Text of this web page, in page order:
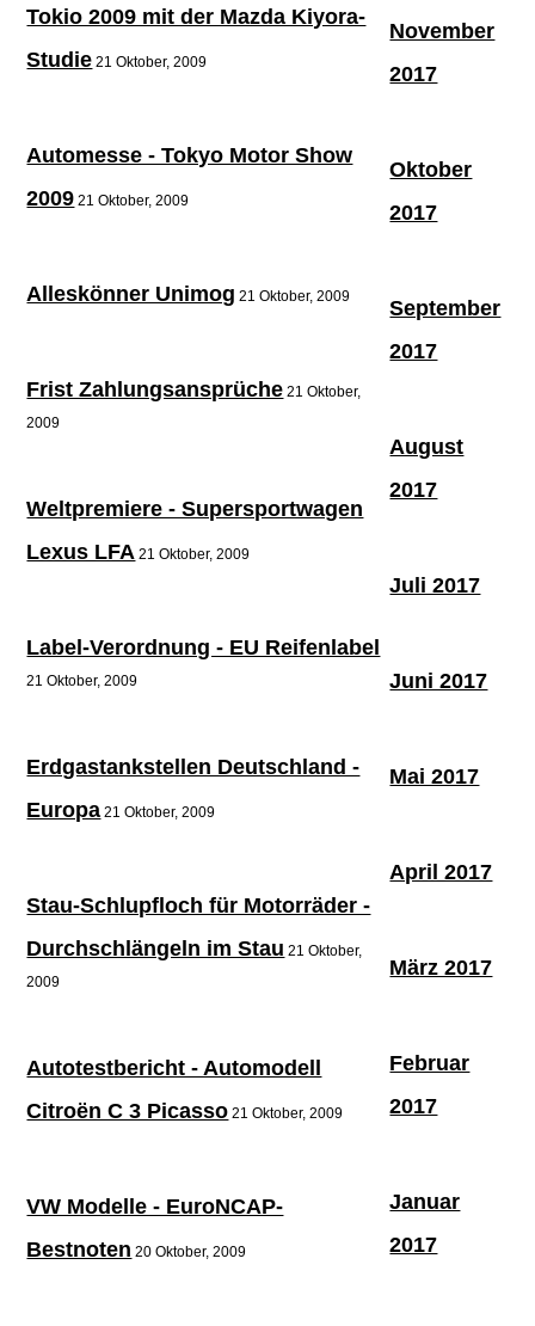
Tokio 2009 mit der Mazda Kiyora-
Studie 21 Oktober, 2009
Automesse - Tokyo Motor Show
2009 21 Oktober, 2009
Alleskönner Unimog 21 Oktober, 2009
Frist Zahlungsansprüche 21 Oktober,
2009
Weltpremiere - Supersportwagen
Lexus LFA 21 Oktober, 2009
Label-Verordnung - EU Reifenlabel
21 Oktober, 2009
Erdgastankstellen Deutschland -
Europa 21 Oktober, 2009
Stau-Schlupfloch für Motorräder -
Durchschlängeln im Stau 21 Oktober,
2009
Autotestbericht - Automodell
Citroën C 3 Picasso 21 Oktober, 2009
VW Modelle - EuroNCAP-
Bestnoten 20 Oktober, 2009
November
2017
Oktober
2017
September
2017
August
2017
Juli 2017
Juni 2017
Mai 2017
April 2017
März 2017
Februar
2017
Januar
2017